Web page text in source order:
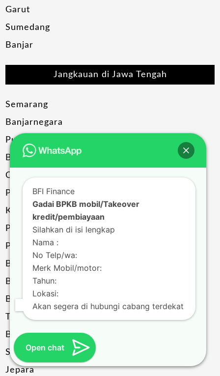
Garut
Sumedang
Banjar
Jangkauan di Jawa Tengah
Semarang
Banjarnegara
Purwokerto
Banyumas
Cilacap
Purbalingga
Kebumen
Pemalang
Pekalongan
Batang
Boyolali
Brebes
Tegal
Bumiayu
Slawi
Jepara
BFI Finance
Gadai BPKB mobil/Takeover
kredit/pembiayaan
Silahkan di isi lengkap
Nama :
No Telp/wa:
Merk Mobil/motor:
Tahun:
Lokasi:
Akan segera di hubungi cabang terdekat
Open chat